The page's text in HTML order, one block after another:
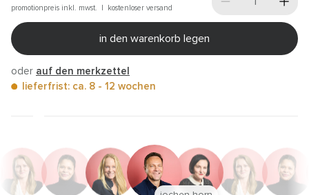
promotionpreis inkl. mwst. | kostenloser versand
in den warenkorb legen
oder auf den merkzettel
lieferfrist: ca. 8 - 12 wochen